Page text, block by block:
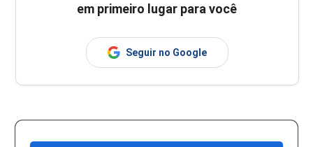
em primeiro lugar para você
Seguir no Google